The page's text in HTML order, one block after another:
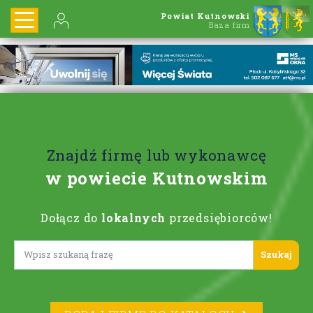
Powiat Kutnowski
Baza firm
Znajdź firmę lub wykonawcę
w powiecie Kutnowskim
Dołącz do lokalnych przedsiębiorców!
Lorem ipsum